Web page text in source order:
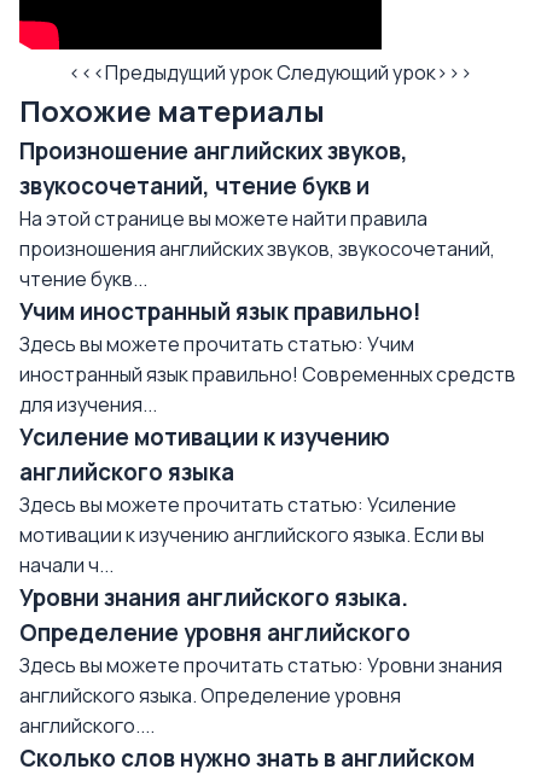
<<<Предыдущий урокСледующий урок>>>
Похожие материалы
Произношение английских звуков,
звукосочетаний, чтение букв и
На этой странице вы можете найти правила
произношения английских звуков, звукосочетаний,
чтение букв...
Учим иностранный язык правильно!
Здесь вы можете прочитать статью: Учим
иностранный язык правильно! Современных средств
для изучения...
Усиление мотивации к изучению
английского языка
Здесь вы можете прочитать статью: Усиление
мотивации к изучению английского языка. Если вы
начали ч...
Уровни знания английского языка.
Определение уровня английского
Здесь вы можете прочитать статью: Уровни знания
английского языка. Определение уровня
английского....
Сколько слов нужно знать в английском